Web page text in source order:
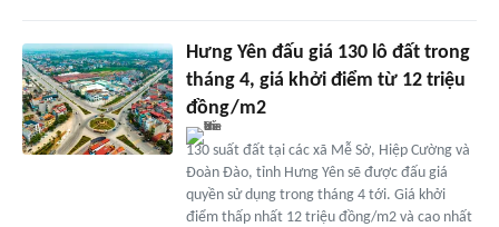
Hưng Yên đấu giá 130 lô đất trong
tháng 4, giá khởi điểm từ 12 triệu
đồng/m2
130 suất đất tại các xã Mễ Sở, Hiệp Cường và
Đoàn Đào, tỉnh Hưng Yên sẽ được đấu giá
quyền sử dụng trong tháng 4 tới. Giá khởi
điểm thấp nhất 12 triệu đồng/m2 và cao nhất